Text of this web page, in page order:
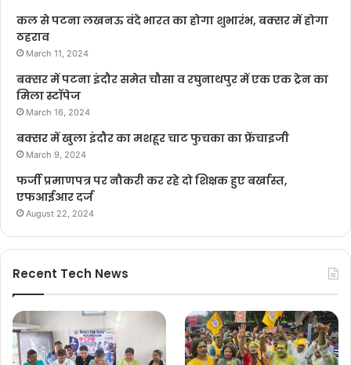
कल से पटना लखनऊ वंदे भारत का होगा शुभारंभ, बक्सर में होगा
ठहराव
March 11, 2024
बक्सर में पटना इंदौर समेत चौसा व रघुनाथपुर में एक एक ट्रेन का
मिला स्टॉपेज
March 16, 2024
बक्सर में खुला इंदौर का मशहूर चाट फुचका का फ्रेंचाइजी
March 9, 2024
फर्जी प्रमाणपत्र पर नौकरी कर रहे दो शिक्षक हुए बर्खास्त,
एफआईआर दर्ज
August 22, 2024
Recent Tech News